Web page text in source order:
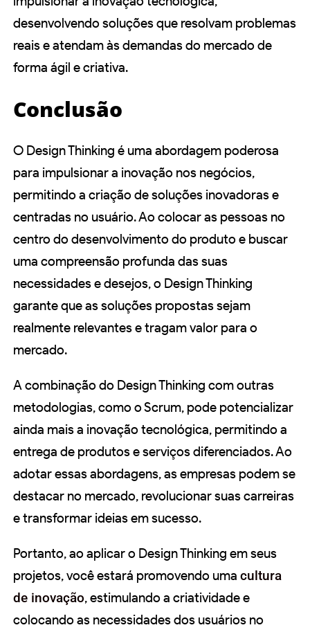
desenvolvendo soluções que resolvam problemas
reais e atendam às demandas do mercado de
forma ágil e criativa.
Conclusão
O Design Thinking é uma abordagem poderosa
para impulsionar a inovação nos negócios,
permitindo a criação de soluções inovadoras e
centradas no usuário. Ao colocar as pessoas no
centro do desenvolvimento do produto e buscar
uma compreensão profunda das suas
necessidades e desejos, o Design Thinking
garante que as soluções propostas sejam
realmente relevantes e tragam valor para o
mercado.
A combinação do Design Thinking com outras
metodologias, como o Scrum, pode potencializar
ainda mais a inovação tecnológica, permitindo a
entrega de produtos e serviços diferenciados. Ao
adotar essas abordagens, as empresas podem se
destacar no mercado, revolucionar suas carreiras
e transformar ideias em sucesso.
Portanto, ao aplicar o Design Thinking em seus
projetos, você estará promovendo uma cultura
de inovação, estimulando a criatividade e
colocando as necessidades dos usuários no